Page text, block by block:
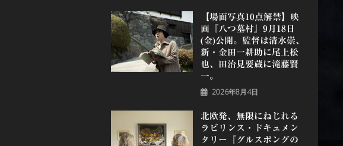
【場面写真10点解禁】映
画『八つ墓村』9月18日
(金)公開。監督は清水崇、
新・金田一耕助に尾上松
也、田治見要蔵に滝藤賢
一。
2026年8月4日
北欧発、無限にねじれる
ラビリンス・ドキュメン
タリー『グルスポングの